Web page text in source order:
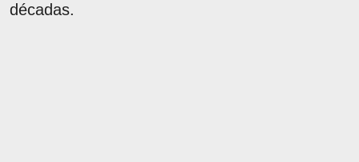
décadas.